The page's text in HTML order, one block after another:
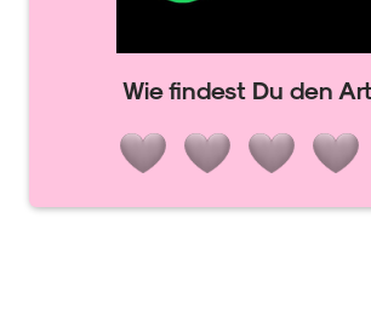
Wie findest Du den